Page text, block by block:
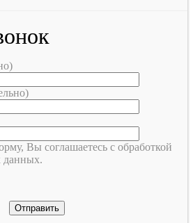
Вы соглашаетесь с обработкой
данных.